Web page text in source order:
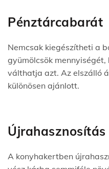
Pénztárcabarát
Nemcsak kiegészítheti a
gyümölcsök mennyiségét,
válthatja azt. Az elszálló
különösen ajánlott.
Újrahasznosítás
A konyhakertben